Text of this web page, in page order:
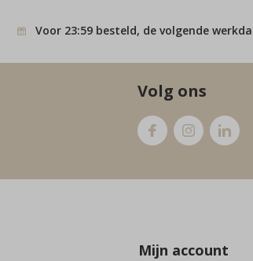
Voor 23:59 besteld, de volgende
Volg ons
Mijn account